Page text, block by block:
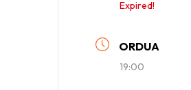
Expired!
ORDUA
19:00